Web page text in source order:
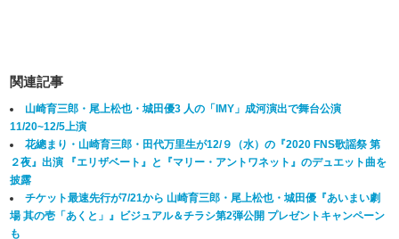
関連記事
山崎育三郎・尾上松也・城田優3 人の「IMY」成河演出で舞台公演
11/20~12/5上演
花總まり・山崎育三郎・田代万里生が12/９（水）の『2020 FNS歌謡祭 第
２夜』出演 『エリザベート』と『マリー・アントワネット』のデュエット曲を
披露
チケット最速先行が7/21から 山崎育三郎・尾上松也・城田優『あいまい劇
場 其の壱「あくと」』ビジュアル＆チラシ第2弾公開 プレゼントキャンペーン
も